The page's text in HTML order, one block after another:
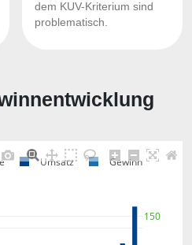
dem KUV-Kriterium sind
problematisch.
150
Umsatz Gewinn